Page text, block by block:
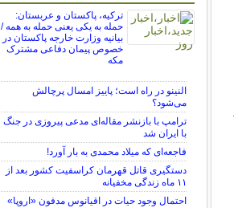
ترکیه، پاکستان و عربستان:
حمله به یکی یعنی حمله به همه /
بیانیه وزارت خارجه پاکستان در
خصوص پیمان دفاعی مشترک
مکه
النینو در راه است؛ پاییز امسال پرچالش
می‌شود؟
ترامپ با بازنشر مقاله‌ای مدعی پیروزی در جنگ
با ایران شد
فاجعه‌ای که میلاد محمدی به بار آورد!
دستگیری قاتل قهرمان کراسفیت کشور بعد از
۱۱ ماه زندگی مخفیانه
احتمال وجود حیات در اقیانوس مدفون «اروپا»